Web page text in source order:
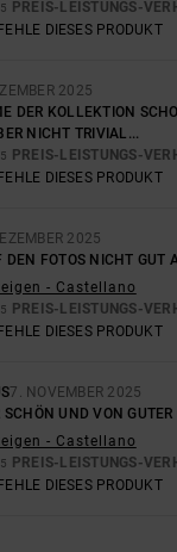
PREIS-LEISTUNGS-
DIESES PRODUKT
2025
DER KOLLEKTION
NICHT TRIVIAL...
PREIS-LEISTUNGS-
DIESES PRODUKT
2025
DEN FOTOS NICHT GUT
- Castellano
PREIS-LEISTUNGS-
DIESES PRODUKT
7. NOVEMBER 2025
SCHÖN UND VON GUTER
- Castellano
PREIS-LEISTUNGS-
DIESES PRODUKT